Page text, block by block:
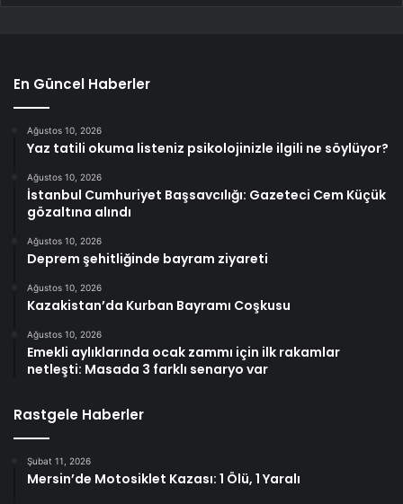
En Güncel Haberler
Ağustos 10, 2026
Yaz tatili okuma listeniz psikolojinizle ilgili ne söylüyor?
Ağustos 10, 2026
İstanbul Cumhuriyet Başsavcılığı: Gazeteci Cem Küçük
gözaltına alındı
Ağustos 10, 2026
Deprem şehitliğinde bayram ziyareti
Ağustos 10, 2026
Kazakistan’da Kurban Bayramı Coşkusu
Ağustos 10, 2026
Emekli aylıklarında ocak zammı için ilk rakamlar
netleşti: Masada 3 farklı senaryo var
Rastgele Haberler
Şubat 11, 2026
Mersin’de Motosiklet Kazası: 1 Ölü, 1 Yaralı